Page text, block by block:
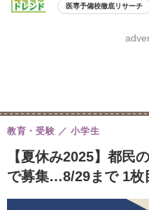
医専予備校徹底リサーチ
8月開催学
【夏休み2025】都民
で募集…8/29まで 1枚
教育・受験 小学生